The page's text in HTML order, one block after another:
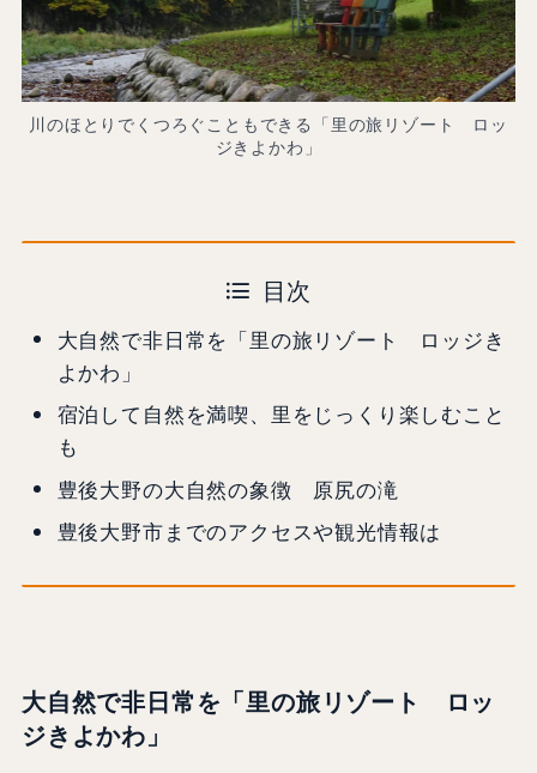
川のほとりでくつろぐこともできる「里の旅リゾート ロッ
ジきよかわ」
目次
大自然で非日常を「里の旅リゾート ロッジき
よかわ」
宿泊して自然を満喫、里をじっくり楽しむこと
も
豊後大野の大自然の象徴 原尻の滝
豊後大野市までのアクセスや観光情報は
大自然で非日常を「里の旅リゾート ロッ
ジきよかわ」